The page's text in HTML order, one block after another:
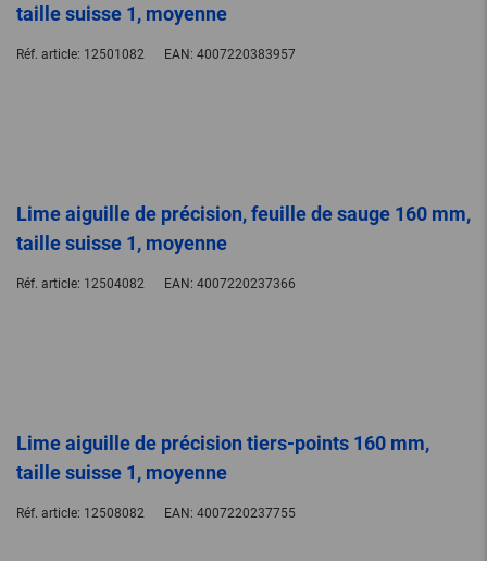
taille suisse 1, moyenne
Réf. article: 12501082 EAN: 4007220383957
Lime aiguille de précision, feuille de sauge 160 mm,
taille suisse 1, moyenne
Réf. article: 12504082 EAN: 4007220237366
Lime aiguille de précision tiers-points 160 mm,
taille suisse 1, moyenne
Réf. article: 12508082 EAN: 4007220237755